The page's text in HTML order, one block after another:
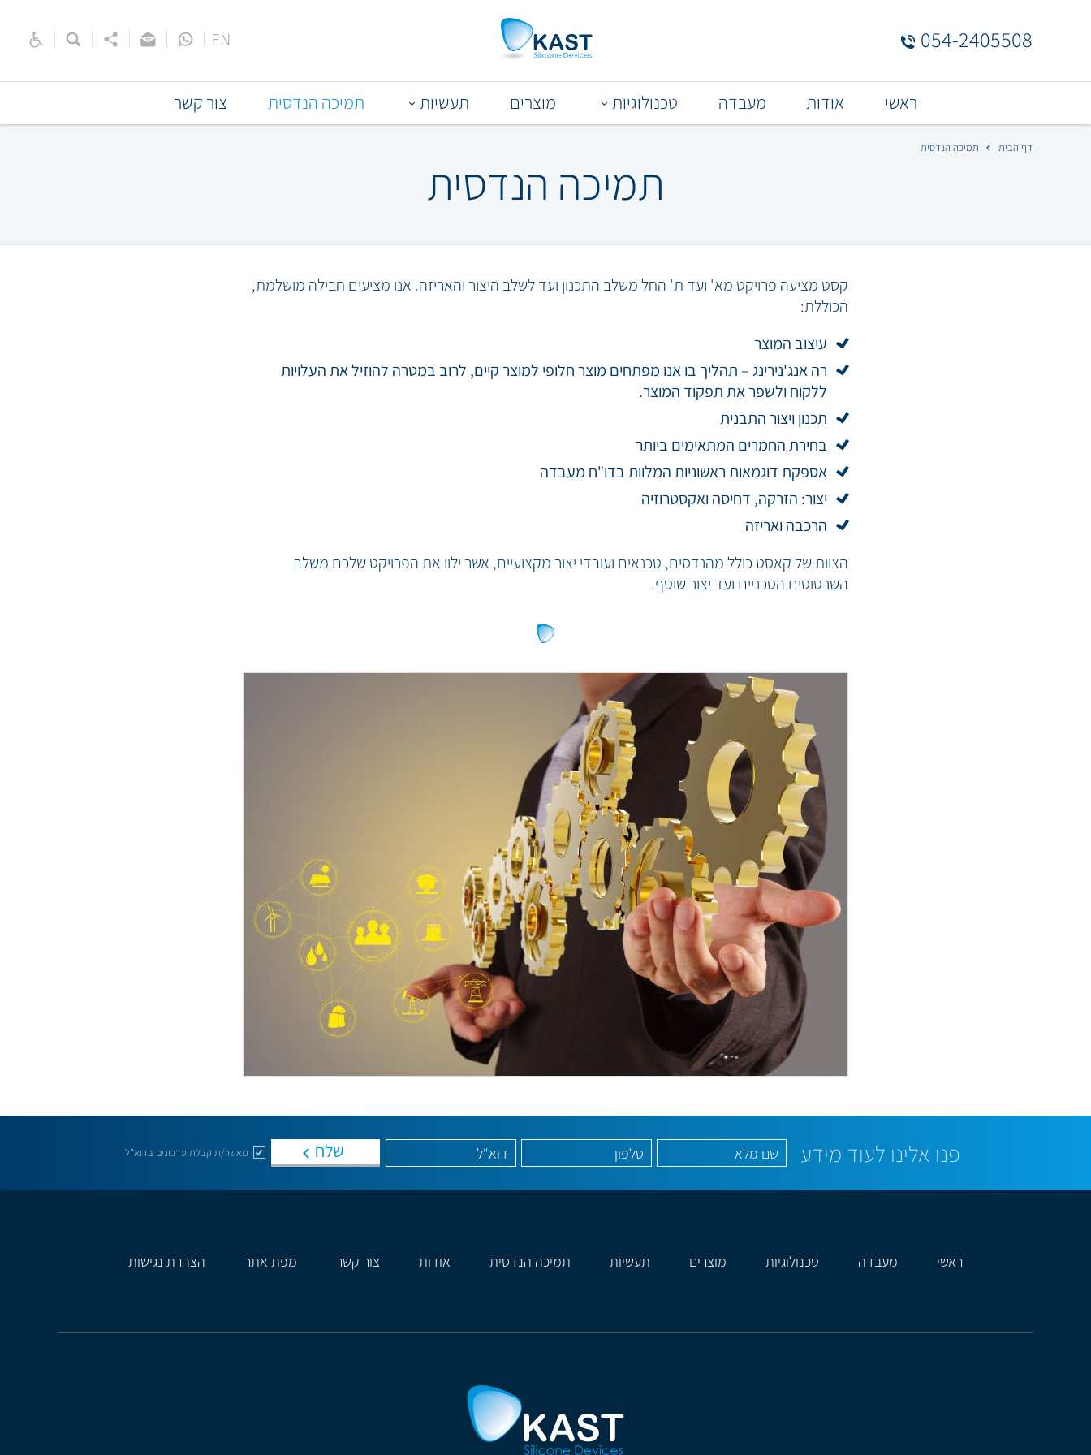
054-2405508
EN
ראשי אודות מעבדה טכנולוגיות מוצרים תעשיות תמיכה הנדסית צור קשר
דף הבית תמיכה הנדסית
תמיכה הנדסית
קסט מציעה פרויקט מא' ועד ת' החל משלב התכנון ועד לשלב היצור והאריזה. אנו מציעים חבילה מושלמת,
הכוללת:
עיצוב המוצר
רה אנג'נירינג – תהליך בו אנו מפתחים מוצר חלופי למוצר קיים, לרוב במטרה להוזיל את העלויות
ללקוח ולשפר את תפקוד המוצר.
תכנון ויצור התבנית
בחירת החמרים המתאימים ביותר
אספקת דוגמאות ראשוניות המלוות בדו"ח מעבדה
יצור: הזרקה, דחיסה ואקסטרוזיה
הרכבה ואריזה
הצוות של קאסט כולל מהנדסים, טכנאים ועובדי יצור מקצועיים, אשר ילוו את הפרויקט שלכם משלב
השרטוטים הטכניים ועד יצור שוטף.
פנו אלינו לעוד מידע מאשר/ת קבלת עדכונים בדוא"ל שלח
ראשי מעבדה טכנולוגיות מוצרים תעשיות תמיכה הנדסית אודות צור קשר מפת אתר הצהרת נגישות